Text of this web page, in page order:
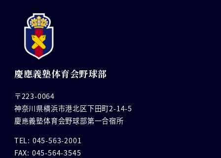
慶應義塾体育会野球部
〒223-0064
神奈川県横浜市港北区下田町2-14-5
慶應義塾体育会野球部第一合宿所
TEL: 045-563-2001
FAX: 045-564-3545